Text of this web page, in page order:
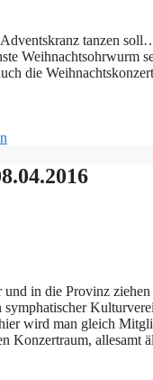
tanzen
Weihnachtsohrwurm
die
und in die Provinz
symphatischer
wird man gleich
Konzertraum, allesamt